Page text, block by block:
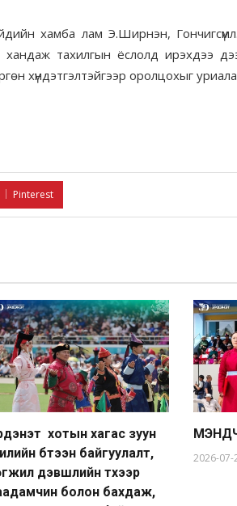
хамба лам Э.Ширнэн,
тахилгын ёслолд ирэхдээ
хүндэтгэлтэйгээр оролцохыг
Pinterest
хотын хагас зуун
бүтээн байгуулалт,
дэвшлийн түүхээр
болон бахдаж,
2026-07-